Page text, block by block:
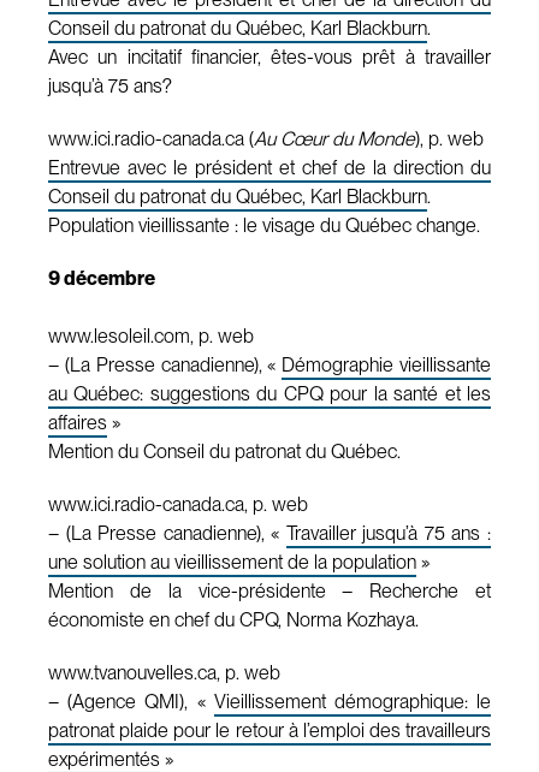
Conseil du patronat du Québec, Karl Blackburn.
Avec un incitatif financier, êtes-vous prêt à travailler
jusqu’à 75 ans?
www.ici.radio-canada.ca (Au Cœur du Monde), p. web
Entrevue avec le président et chef de la direction du
Conseil du patronat du Québec, Karl Blackburn.
Population vieillissante : le visage du Québec change.
9 décembre
www.lesoleil.com, p. web
– (La Presse canadienne), « Démographie vieillissante
au Québec: suggestions du CPQ pour la santé et les
affaires »
Mention du Conseil du patronat du Québec.
www.ici.radio-canada.ca, p. web
– (La Presse canadienne), « Travailler jusqu’à 75 ans :
une solution au vieillissement de la population »
Mention de la vice-présidente – Recherche et
économiste en chef du CPQ, Norma Kozhaya.
www.tvanouvelles.ca, p. web
– (Agence QMI), « Vieillissement démographique: le
patronat plaide pour le retour à l’emploi des travailleurs
expérimentés »